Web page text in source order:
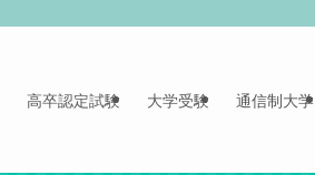
高卒認定試験 大学受験 通信制大学